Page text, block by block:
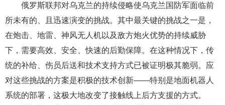
俄罗斯联邦对乌克兰的持续侵略使乌克兰国防军面临前
所未有的、且迅速演变的挑战。其中最关键的挑战之一是，
在炮击、地雷、神风无人机以及敌方炮火优势的持续威胁
下，需要高效、安全、快速的后勤保障。在这种情况下，传
统的补给、伤员后送和技术支持方式已被证明极其脆弱。应
对这些挑战的方案是积极的技术创新——特别是地面机器人
系统的部署，这极大地改变了接触线上后方支援的方式。